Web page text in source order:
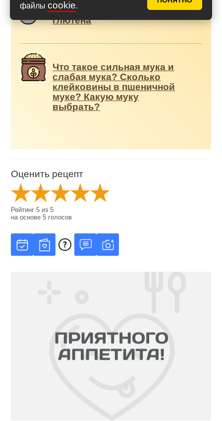
файлы cookie.
Рецепт разрыхлителя без
глютена
Что такое сильная мука и
слабая мука? Сколько
клейковины в пшеничной
муке? Какую муку
выбрать?
Оценить рецепт
Рейтинг5 из5
на основе5 голосов